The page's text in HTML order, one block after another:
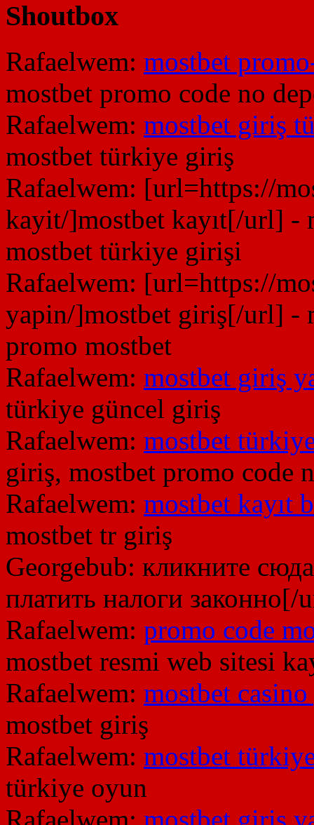
Shoutbox
Rafaelwem: mostbet
mostbet promo code no
Rafaelwem: mostbet giriş
mostbet türkiye giriş
Rafaelwem: [url=https://
kayit/]mostbet kayıt[/url] -
mostbet türkiye girişi
Rafaelwem: [url=https://
yapin/]mostbet giriş[/url] -
promo mostbet
Rafaelwem: mostbet giriş
türkiye güncel giriş
Rafaelwem: mostbet
giriş, mostbet promo code
Rafaelwem: mostbet kayıt
mostbet tr giriş
Georgebub: кликните
платить налоги законно[/
Rafaelwem: promo code
mostbet resmi web sitesi
Rafaelwem: mostbet
mostbet giriş
Rafaelwem: mostbet
türkiye oyun